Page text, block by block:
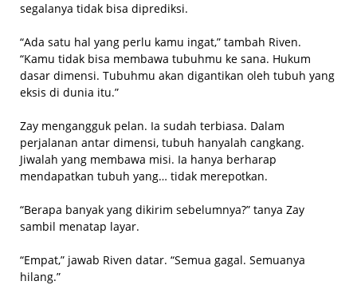
segalanya tidak bisa diprediksi.
“Ada satu hal yang perlu kamu ingat,” tambah Riven.
“Kamu tidak bisa membawa tubuhmu ke sana. Hukum
dasar dimensi. Tubuhmu akan digantikan oleh tubuh yang
eksis di dunia itu.”
Zay mengangguk pelan. Ia sudah terbiasa. Dalam
perjalanan antar dimensi, tubuh hanyalah cangkang.
Jiwalah yang membawa misi. Ia hanya berharap
mendapatkan tubuh yang… tidak merepotkan.
“Berapa banyak yang dikirim sebelumnya?” tanya Zay
sambil menatap layar.
“Empat,” jawab Riven datar. “Semua gagal. Semuanya
hilang.”